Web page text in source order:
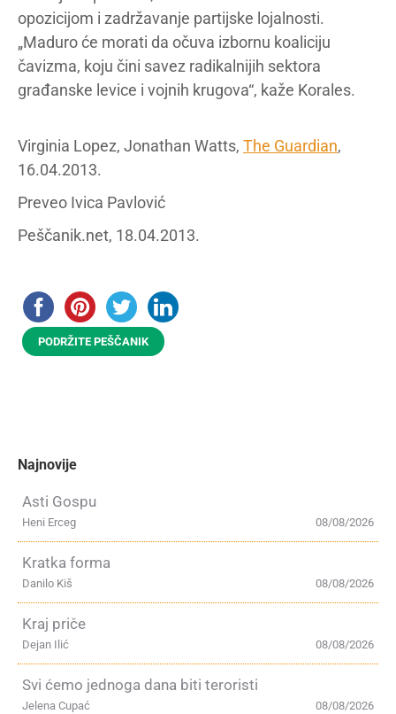
opozicijom i zadržavanje partijske lojalnosti.
„Maduro će morati da očuva izbornu koaliciju
čavizma, koju čini savez radikalnijih sektora
građanske levice i vojnih krugova“, kaže Korales.
Virginia Lopez, Jonathan Watts, The Guardian,
16.04.2013.
Preveo Ivica Pavlović
Peščanik.net, 18.04.2013.
PODRŽITE PEŠČANIK
Najnovije
Asti Gospu
08/08/2026
Heni Erceg
Kratka forma
08/08/2026
Danilo Kiš
Kraj priče
08/08/2026
Dejan Ilić
Svi ćemo jednoga dana biti teroristi
08/08/2026
Jelena Cupać